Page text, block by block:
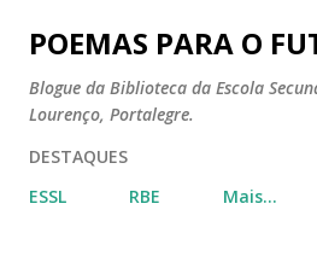
Avançar para o
POEMAS PARA O
Blogue da Biblioteca da Escola
Lourenço, Portalegre.
DESTAQUES
ESSL
RBE Mais…